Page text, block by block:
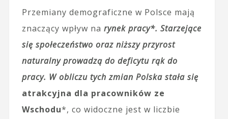
Przemiany demograficzne w Polsce mają
znaczący wpływ na rynek pracy*. Starzejące
się społeczeństwo oraz niższy przyrost
naturalny prowadzą do deficytu rąk do
pracy. W obliczu tych zmian Polska stała się
atrakcyjna dla pracowników ze
Wschodu*, co widoczne jest w liczbie